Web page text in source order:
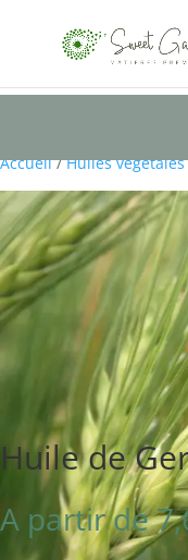
Accueil/Huiles vegetales
Huile de
A partir de